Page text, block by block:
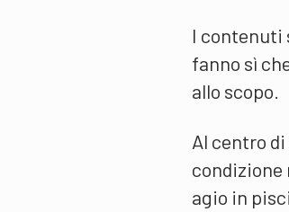
I contenuti
fanno sì
allo scopo.
Al centro
condizione
agio in